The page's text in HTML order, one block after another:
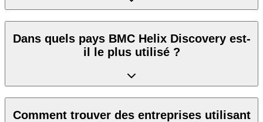
Dans quels pays BMC Helix Discovery est-
il le plus utilisé ?
Comment trouver des entreprises utilisant